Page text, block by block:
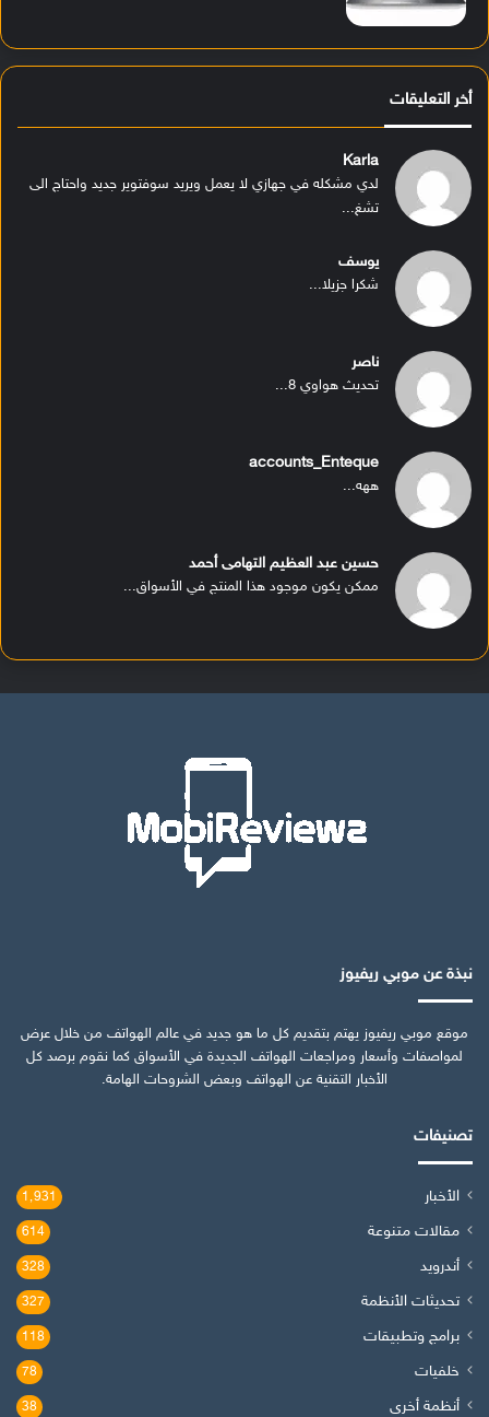
أخر التعليقات
Karla
لدي مشكله في جهازي لا يعمل ويريد سوفتوير جديد واحتاج الى
تشغ...
يوسف
شكرا جزيلا...
ناصر
تحديث هواوي 8...
accounts_Enteque
ههه...
حسين عبد العظيم التهامى أحمد
ممكن يكون موجود هذا المنتج في الأسواق...
نبذة عن موبي ريفيوز
موقع موبي ريفيوز يهتم بتقديم كل ما هو جديد في عالم الهواتف من خلال عرض
لمواصفات وأسعار ومراجعات الهواتف الجديدة في الأسواق كما نقوم برصد كل
الأخبار التقنية عن الهواتف وبعض الشروحات الهامة.
تصنيفات
الأخبار 1٬931
مقالات متنوعة 614
أندرويد 328
تحديثات الأنظمة 327
برامج وتطبيقات 118
خلفيات 78
أنظمة أخرى 38